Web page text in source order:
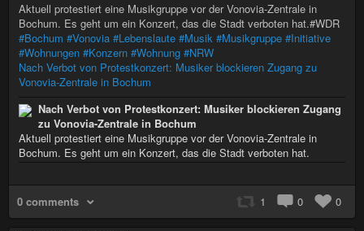
Aktuell protestiert eine Musikgruppe vor der Vonovia-Zentrale in
Bochum. Es geht um ein Konzert, das die Stadt verboten hat.#WDR
#Bochum #Vonovia #Lebenslaute #Musik #Musikgruppe #Initiative
#Wohnungen #Konzern #Wohnung #NRW
Nach Verbot von Protestkonzert: Musiker blockieren Zugang zu
Vonovia-Zentrale in Bochum
Nach Verbot von Protestkonzert: Musiker blockieren Zugang
zu Vonovia-Zentrale in Bochum
Aktuell protestiert eine Musikgruppe vor der Vonovia-Zentrale in
Bochum. Es geht um ein Konzert, das die Stadt verboten hat.
0 comments 1 0 0